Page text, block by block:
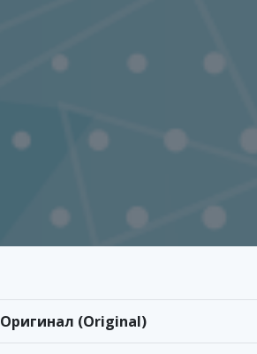
Оригинал (Original)